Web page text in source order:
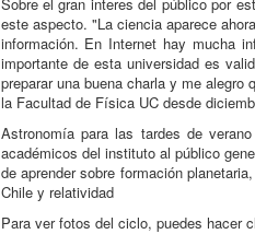
este aspecto. "La ciencia aparece
información. En Internet hay mucha
importante de esta universidad es
preparar una buena charla y me
la Facultad de Física UC desde
Astronomía para las tardes de
académicos del instituto al público
de aprender sobre formación
Chile y relatividad
Para ver fotos del ciclo, puedes hacer